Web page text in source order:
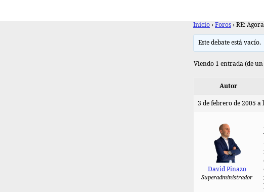
Inicio › Foros › RE:
Este debate está vacío.
Viendo 1 entrada (de
Autor
3 de febrero de 2005 a
David Pinazo
Superadministrador